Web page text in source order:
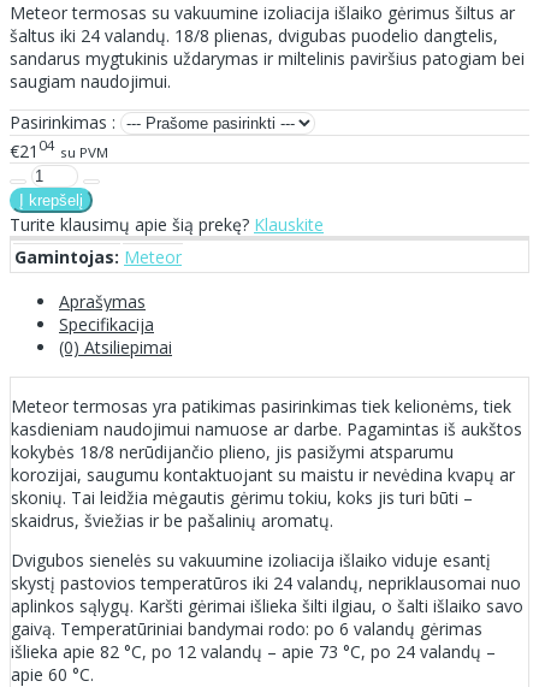
Meteor termosas su vakuumine izoliacija išlaiko gėrimus šiltus ar
šaltus iki 24 valandų. 18/8 plienas, dvigubas puodelio dangtelis,
sandarus mygtukinis uždarymas ir miltelinis paviršius patogiam bei
saugiam naudojimui.
Pasirinkimas :
€21 04 su PVM
Turite klausimų apie šią prekę? Klauskite
Gamintojas: Meteor
Aprašymas
Specifikacija
(0) Atsiliepimai
Meteor termosas yra patikimas pasirinkimas tiek kelionėms, tiek
kasdieniam naudojimui namuose ar darbe. Pagamintas iš aukštos
kokybės 18/8 nerūdijančio plieno, jis pasižymi atsparumu
korozijai, saugumu kontaktuojant su maistu ir nevėdina kvapų ar
skonių. Tai leidžia mėgautis gėrimu tokiu, koks jis turi būti –
skaidrus, šviežias ir be pašalinių aromatų.
Dvigubos sienelės su vakuumine izoliacija išlaiko viduje esantį
skystį pastovios temperatūros iki 24 valandų, nepriklausomai nuo
aplinkos sąlygų. Karšti gėrimai išlieka šilti ilgiau, o šalti išlaiko savo
gaivą. Temperatūriniai bandymai rodo: po 6 valandų gėrimas
išlieka apie 82 °C, po 12 valandų – apie 73 °C, po 24 valandų –
apie 60 °C.